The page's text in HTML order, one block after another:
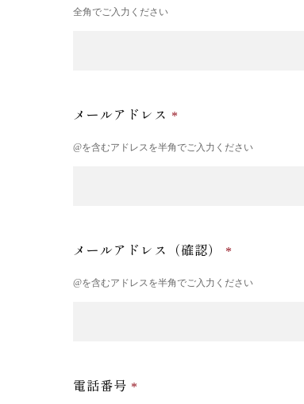
全角でご入力ください
メールアドレス
@を含むアドレスを半角でご入力ください
メールアドレス（確認）
@を含むアドレスを半角でご入力ください
電話番号